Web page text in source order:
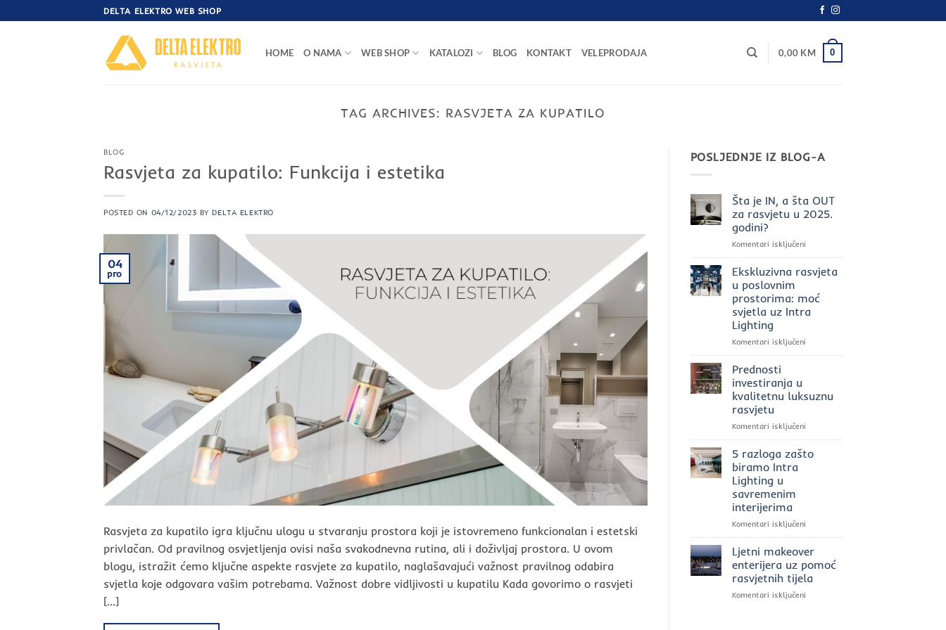
to
DELTA ELEKTRO WEB SHOP
HOME O NAMA WEB SHOP KATALOZI BLOG KONTAKT VELEPRODAJA 0,00 KM 0
TAG ARCHIVES: RASVJETA ZA KUPATILO
BLOG
Rasvjeta za kupatilo: Funkcija i estetika
POSTED ON 04/12/2023 BYDELTA ELEKTRO
04
pro
Rasvjeta za kupatilo igra ključnu ulogu u stvaranju prostora koji je istovremeno funkcionalan i estetski
privlačan. Od pravilnog osvjetljenja ovisi naša svakodnevna rutina, ali i doživljaj prostora. U ovom
blogu, istražit ćemo ključne aspekte rasvjete za kupatilo, naglašavajući važnost pravilnog odabira
svjetla koje odgovara vašim potrebama. Važnost dobre vidljivosti u kupatilu Kada govorimo o rasvjeti
[…]
POSLJEDNJE IZ BLOG-A
Šta je IN, a šta OUT
za rasvjetu u 2025.
godini?
Komentari isključeniza
IN,
šta
OUT
rasvjetu
Ekskluzivna rasvjeta
u poslovnim
prostorima: moć
svjetla uz Intra
Lighting
Komentari isključeniza
prostorima:
svjetla
Lighting
Prednosti
investiranja u
kvalitetnu luksuznu
rasvjetu
Komentari isključeniza
investiranja
u
5 razloga zašto
biramo Intra
Lighting u
savremenim
interijerima
Komentari isključeniza
zašto
biramo
Intra
Lighting
Ljetni makeover
enterijera uz pomoć
rasvjetnih tijela
Komentari isključeniza